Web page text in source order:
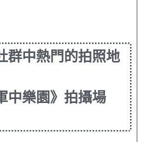
群中熱門的拍照地
中樂園》拍攝場